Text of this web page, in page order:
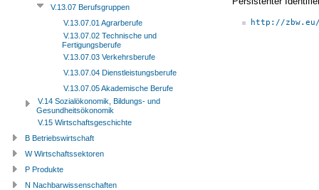
http://
V.13.07 Berufsgruppen
V.13.07.01 Agrarberufe
V.13.07.02 Technische und
Fertigungsberufe
V.13.07.03 Verkehrsberufe
V.13.07.04 Dienstleistungsberufe
V.13.07.05 Akademische Berufe
V.14 Sozialökonomik, Bildungs- und
Gesundheitsökonomik
V.15 Wirtschaftsgeschichte
B Betriebswirtschaft
W Wirtschaftssektoren
P Produkte
N Nachbarwissenschaften